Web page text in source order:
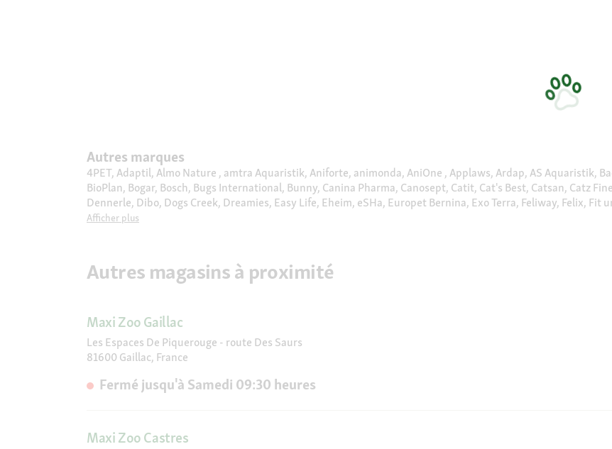
Autres marques
4PET, Adaptil, Almo Nature , amtra Aquaristik, Aniforte, animonda, AniOne , Applaws, Ardap, AS Aquaristik,
BioPlan, Bogar, Bosch, Bugs International, Bunny, Canina Pharma, Canosept, Catit, Cat's Best, Catsan, Catz
Dennerle, Dibo, Dogs Creek, Dreamies, Easy Life, Eheim, eSHa, Europet Bernina, Exo Terra, Feliway, Felix, Fit
Furminator, Gimborn, GimCat, Gourmet, Graf Barf, Grau, Hagen, Halti, Happy Cat, Happy Dog, Interzoo, JBL,
Quiko, Real Nature, Rinti, Rogz, Royal Canin, Sanabelle, Savic, Schmusy , Select Gold , Sera, Sheba , Simple
Tetra , The Sustainable People, thrive, Trill, Trixie, Tropic Marin, Tropica Aquarium Plants, Urban Med, Velda,
Afficher plus
Autres magasins à proximité
Maxi Zoo Gaillac
Les Espaces De Piquerouge - route Des Saurs
81600 Gaillac, France
Fermé jusqu'à Samedi 09:30 heures
Maxi Zoo Castres